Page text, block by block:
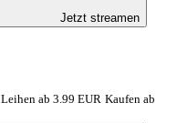
Jetzt streamen
Leihen ab 3.99 EUR Kaufen ab